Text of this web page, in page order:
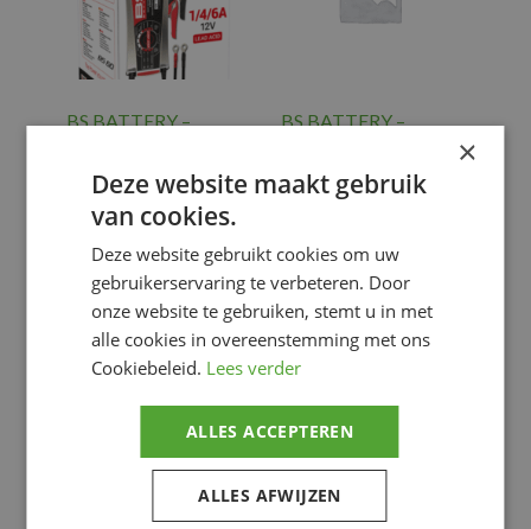
BS BATTERY –
145.30
ELECT.
CHARGE,
Elektriciteit
Voeg toe
BS BATTERY –
PA01 MAX
ELECT.
CHARGE,
Voeg toe
×
Deze website maakt gebruik
van cookies.
Deze website gebruikt cookies om uw
gebruikerservaring te verbeteren. Door
onze website te gebruiken, stemt u in met
alle cookies in overeenstemming met ons
Cookiebeleid. Lees verder
ALLES ACCEPTEREN
ALLES AFWIJZEN